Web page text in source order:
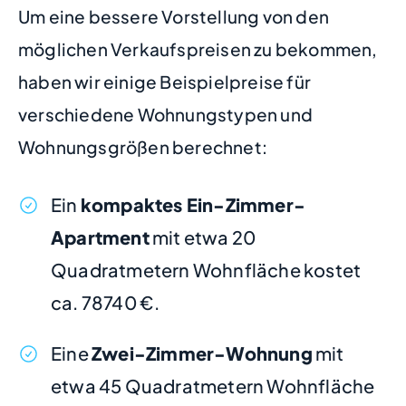
Um eine bessere Vorstellung von den
möglichen Verkaufspreisen zu bekommen,
haben wir einige Beispielpreise für
verschiedene Wohnungstypen und
Wohnungsgrößen berechnet:
Ein kompaktes Ein-Zimmer-
Apartmentmit etwa 20
Quadratmetern Wohnfläche kostet
ca. 78740 €.
EineZwei-Zimmer-Wohnung mit
etwa 45 Quadratmetern Wohnfläche